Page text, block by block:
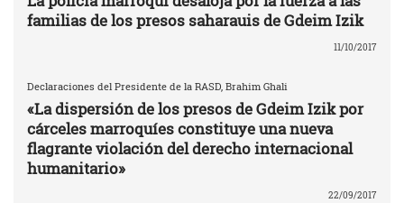
familias de los presos saharauis de Gdeim Izik
11/10/2017
Declaraciones del Presidente de la RASD, Brahim Ghali
«La dispersión de los presos de Gdeim Izik por
cárceles marroquíes constituye una nueva
flagrante violación del derecho internacional
humanitario»
22/09/2017